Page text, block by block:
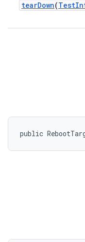
tearDown(Test
public